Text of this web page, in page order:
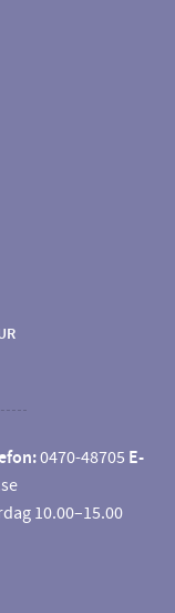
0470-48705 E-
10.00–15.00